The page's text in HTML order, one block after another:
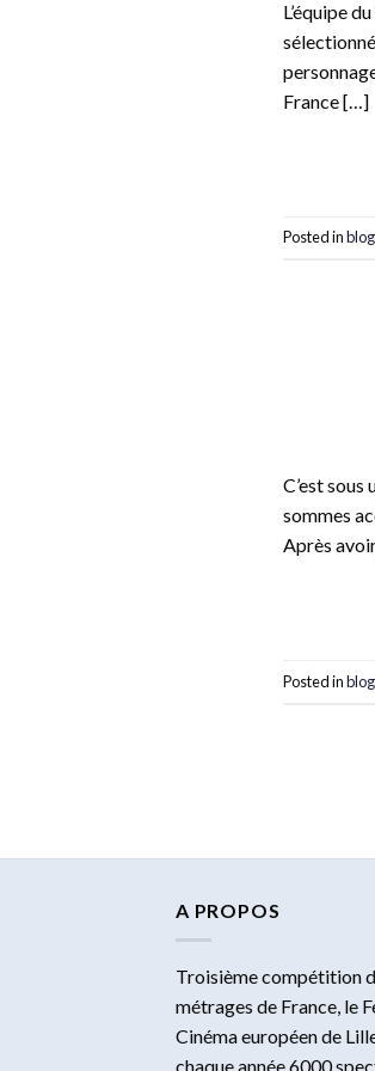
L’équipe
France […]
Posted inblog
C’est
sommes
Après
Posted inblog
A PROPOS
Troisième compétition
métrages de France, le
Cinéma européen de
chaque année 6000